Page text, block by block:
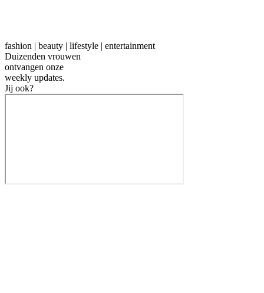
fashion | beauty | lifestyle | entertainment
Duizenden vrouwen
ontvangen onze
weekly updates.
Jij ook?